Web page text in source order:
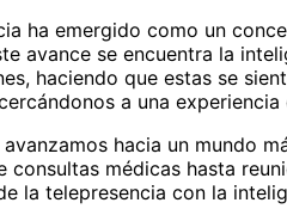
ha emergido como un
avance se encuentra la
haciendo que estas se
a una
hacia un mundo
consultas médicas hasta
la telepresencia con la